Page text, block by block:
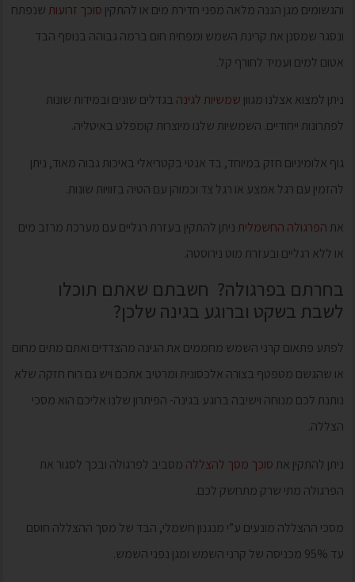
והגשומים מגן הגנה מלאה מפני חדירת מים או להתקין סוכך זרועותשנפתח
ונסגר שמסנן את קרינת השמש ומפחית חום ברמה גבוהה בנוסף הבד
אטום למים ועמיד לחורף קל.
ניתן למצוא אצלנו מגוון שמשיות לגינה בגדלים שונים ובמידות שונות
לפתרונות ייחודיים. השמשיות שלנו מיוצרות קומפלט באיטליה.
גוף אלומיניום חזק במיוחד, בד אנטי בקטריאלי באיכות גבוה מאוד, ניתן
להזמין עם רגל אמצע או רגל צד וכמוהן עם הטיה בזוויות שונות.
את הפרגולה החשמליתניתן להתקין בעזרת רגליים עם מערכת מרזב מים
או ללא רגליים ובעזרת מוט נירוסטה.
בחרתם בפרגולה? חשבתם שאתם תוכלו
לשבת בשקט וברוגע בגינה שלכן?
לפתע פתאום קרני השמש מחממים את הגינה מהצדדים ואתם מתים מחום
או שהגשם מטפטף בצורה אלכסונית ומרטיב אתכם ויש גם רוח חזקה שלא
נותנת לכם מנוחה וישיבה ברוגע בגינה- הפיתרון שלנו אליכם הוא מסכי
הצללה.
ניתן להתקין את סוכך מסך להצללה מסביב לפרגולה ובכך לסגור את
הפרגולה מתי שרק מתחשק לכם.
מסכי ההצללה מונעים ע”י מנגנון חשמלי, הבד של מסך ההצללה חוסם
עד 95% מכניסה של קרני השמש ומגן נפני השמש.